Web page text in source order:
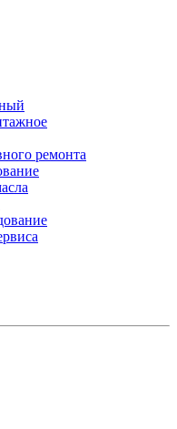
ремонта